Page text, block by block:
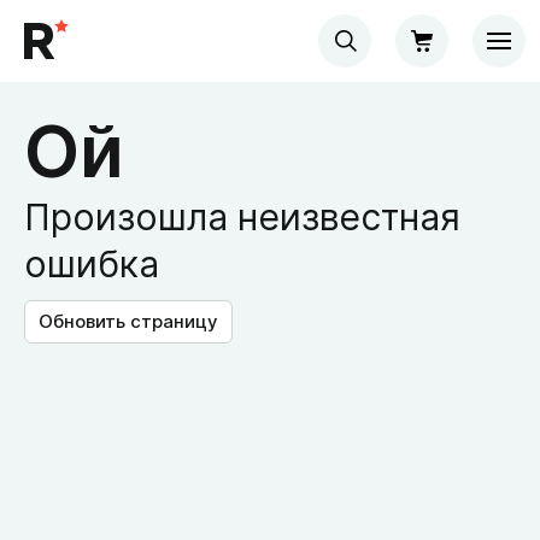
Ой
Произошла неизвестная
ошибка
Обновить страницу